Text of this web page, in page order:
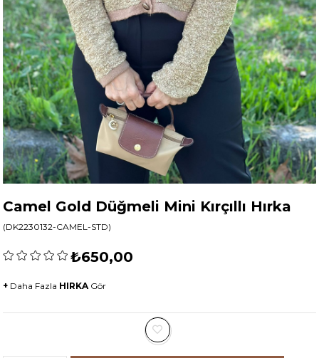
Camel Gold Düğmeli Mini Kırçıllı Hırka
(DK2230132-CAMEL-STD)
₺650,00
+ Daha Fazla HIRKAGör